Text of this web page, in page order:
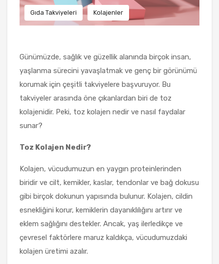
Gıda Takviyeleri Kolajenler
Günümüzde, sağlık ve güzellik alanında birçok insan,
yaşlanma sürecini yavaşlatmak ve genç bir görünümü
korumak için çeşitli takviyelere başvuruyor. Bu
takviyeler arasında öne çıkanlardan biri de toz
kolajenidir. Peki, toz kolajen nedir ve nasıl faydalar
sunar?
Toz Kolajen Nedir?
Kolajen, vücudumuzun en yaygın proteinlerinden
biridir ve cilt, kemikler, kaslar, tendonlar ve bağ dokusu
gibi birçok dokunun yapısında bulunur. Kolajen, cildin
esnekliğini korur, kemiklerin dayanıklılığını artırır ve
eklem sağlığını destekler. Ancak, yaş ilerledikçe ve
çevresel faktörlere maruz kaldıkça, vücudumuzdaki
kolajen üretimi azalır.